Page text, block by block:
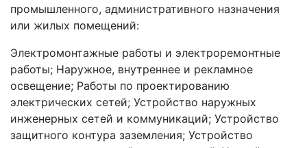
промышленного, административного назначения
или жилых помещений:
Электромонтажные работы и электроремонтные
работы; Наружное, внутреннее и рекламное
освещение; Работы по проектированию
электрических сетей; Устройство наружных
инженерных сетей и коммуникаций; Устройство
защитного контура заземления; Устройство